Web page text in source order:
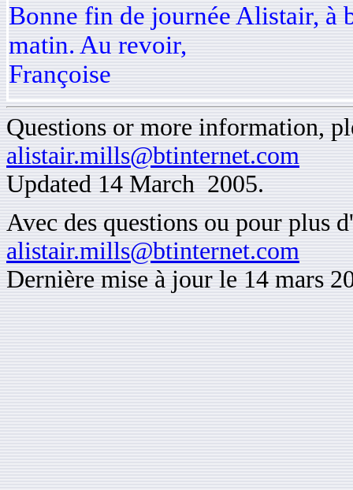
Bonne fin de journée Alistair, à
matin. Au revoir,
Françoise
Questions or more information,
alistair.mills@btinternet.com
Updated 14 March 2005.
Avec des questions ou pour
alistair.mills@btinternet.com
Dernière mise à jour le 14 mars